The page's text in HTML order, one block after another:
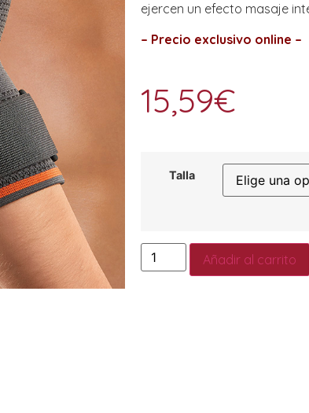
ejercen un efecto masaje
– Precio exclusivo online –
15,59€
Talla
Añadir al carrito